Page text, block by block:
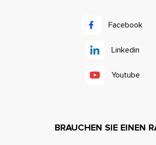
Facebook
Linkedin
Youtube
BRAUCHEN SIE EINEN